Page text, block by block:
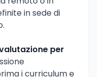
in sede di
per
i curriculum e